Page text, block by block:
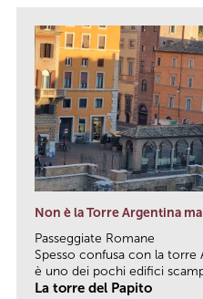
Non è la Torre Argentina
Passeggiate Romane
Spesso confusa con la torre
è uno dei pochi edifici
La torre del Papito